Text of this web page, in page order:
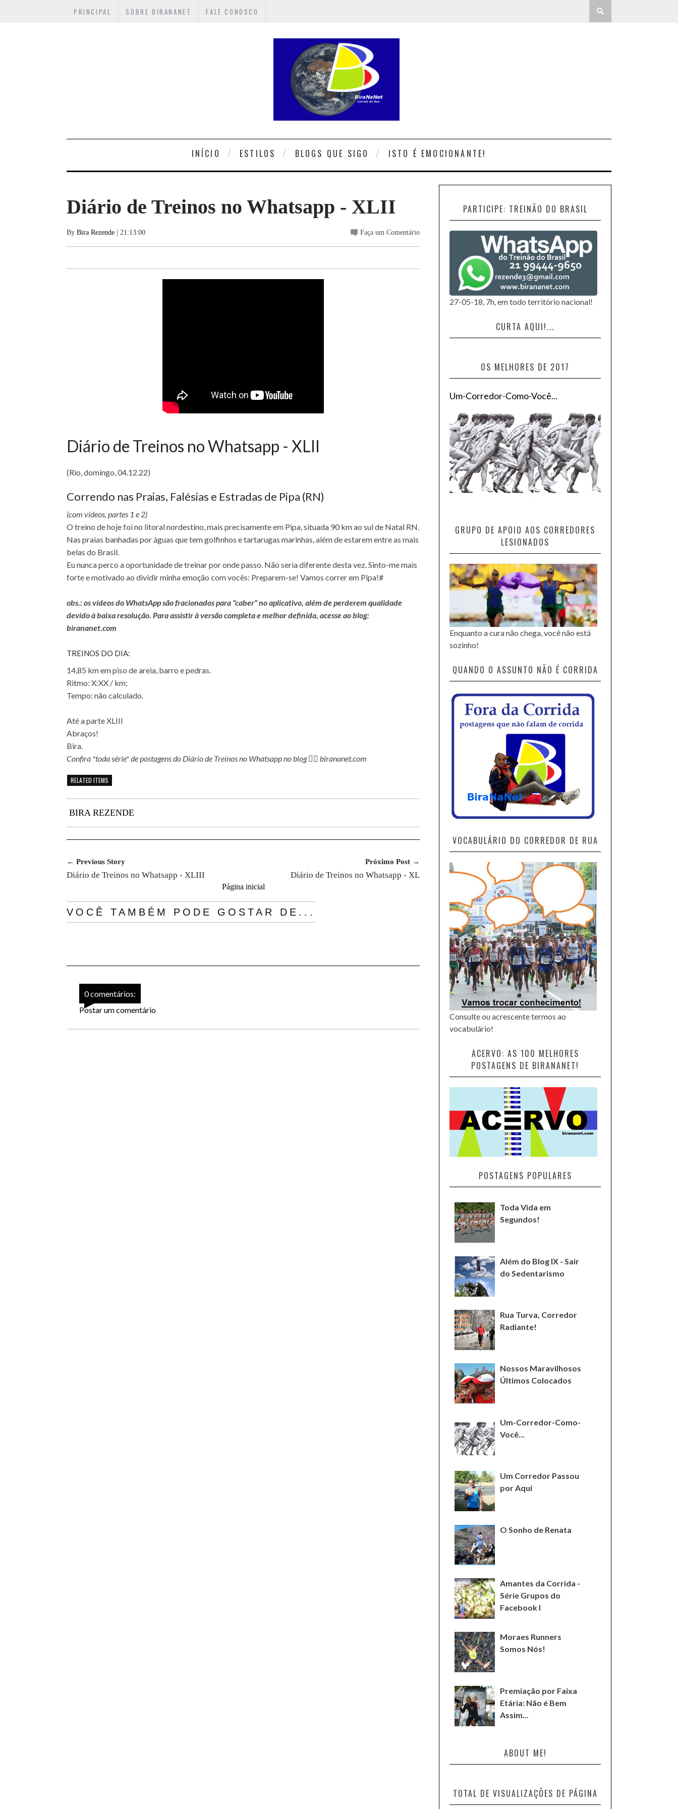
PRINCIPAL SOBRE BIRANANET FALE CONOSCO
INÍCIO ESTILOS BLOGS QUE SIGO ISTO É EMOCIONANTE!
Diário de Treinos no Whatsapp - XLII
By Bira Rezende | 21:13:00 Faça um Comentário
Diário de Treinos no Whatsapp - XLII
(Rio, domingo, 04.12.22)
Correndo nas Praias, Falésias e Estradas de Pipa (RN)
(com vídeos, partes 1 e 2)
O treino de hoje foi no litoral nordestino, mais precisamente em Pipa, situada 90 km ao sul de Natal RN.
Nas praias banhadas por águas que tem golfinhos e tartarugas marinhas, além de estarem entre as mais
belas do Brasil.
Eu nunca perco a oportunidade de treinar por onde passo. Não seria diferente desta vez. Sinto-me mais
forte e motivado ao dividir minha emoção com vocês: Preparem-se! Vamos correr em Pipa!#
obs.: os vídeos do WhatsApp são fracionados para "caber" no aplicativo, além de perderem qualidade
devido à baixa resolução. Para assistir à versão completa e melhor definida, acesse ao blog:
birananet.com
TREINOS DO DIA:
14,85 km em piso de areia, barro e pedras.
Ritmo: X:XX / km;
Tempo: não calculado.
Até a parte XLIII
Abraços!
Bira.
Confira *toda série* de postagens do Diário de Treinos no Whatsapp no blog 👉🏻 birananet.com
RELATED ITEMS
BIRA REZENDE
← Previous Story
Diário de Treinos no Whatsapp - XLIII
Próximo Post →
Diário de Treinos no Whatsapp - XL
Página inicial
VOCÊ TAMBÉM PODE GOSTAR DE...
0 comentários:
Postar um comentário
PARTICIPE: TREINÃO DO BRASIL
27-05-18, 7h, em todo território nacional!
CURTA AQUI!...
OS MELHORES DE 2017
Um-Corredor-Como-Você...
GRUPO DE APOIO AOS CORREDORES
LESIONADOS
Enquanto a cura não chega, você não está
sozinho!
QUANDO O ASSUNTO NÃO É CORRIDA
VOCABULÁRIO DO CORREDOR DE RUA
Consulte ou acrescente termos ao
vocabulário!
ACERVO: AS 100 MELHORES
POSTAGENS DE BIRANANET!
POSTAGENS POPULARES
Toda Vida em
Segundos!
Além do Blog IX - Sair
do Sedentarismo
Rua Turva, Corredor
Radiante!
Nossos Maravilhosos
Últimos Colocados
Um-Corredor-Como-
Você...
Um Corredor Passou
por Aqui
O Sonho de Renata
Amantes da Corrida -
Série Grupos do
Facebook I
Moraes Runners
Somos Nós!
Premiação por Faixa
Etária: Não é Bem
Assim...
ABOUT ME!
TOTAL DE VISUALIZAÇÕES DE PÁGINA